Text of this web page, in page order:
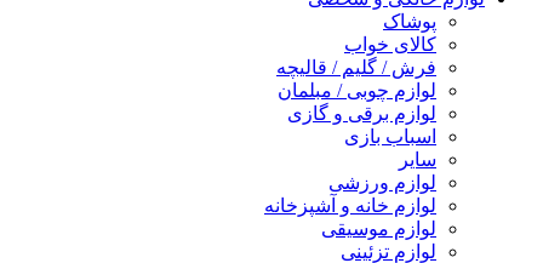
پوشاک
کالای خواب
فرش / گلیم / قالیچه
لوازم چوبی / مبلمان
لوازم برقی و گازی
اسباب بازی
سایر
لوازم ورزشی
لوازم خانه و آشپزخانه
لوازم موسیقی
لوازم تزئینی